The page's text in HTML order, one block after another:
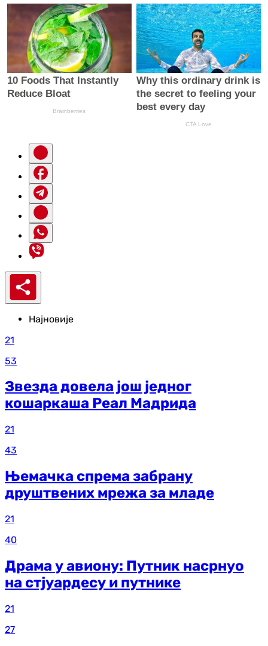
Најновије
21
53
Звезда довела још једног
кошаркаша Реал Мадрида
21
43
Њемачка спрема забрану
друштвених мрежа за младе
21
40
Драма у авиону: Путник насрнуо
на стјуардесу и путнике
21
27